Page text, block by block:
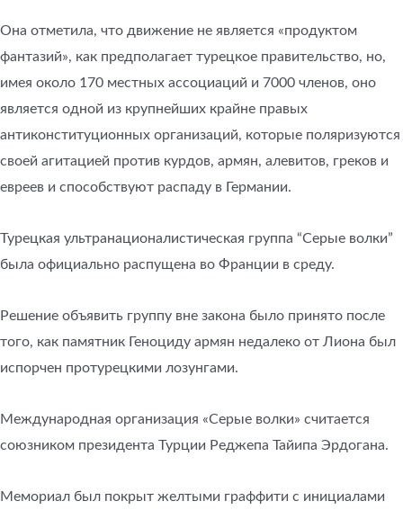
Она отметила, что движение не является «продуктом
фантазий», как предполагает турецкое правительство, но,
имея около 170 местных ассоциаций и 7000 членов, оно
является одной из крупнейших крайне правых
антиконституционных организаций, которые поляризуются
своей агитацией против курдов, армян, алевитов, греков и
евреев и способствуют распаду в Германии.
Турецкая ультранационалистическая группа “Серые волки”
была официально распущена во Франции в среду.
Решение объявить группу вне закона было принято после
того, как памятник Геноциду армян недалеко от Лиона был
испорчен протурецкими лозунгами.
Международная организация «Серые волки» считается
союзником президента Турции Реджепа Тайипа Эрдогана.
Мемориал был покрыт желтыми граффити с инициалами